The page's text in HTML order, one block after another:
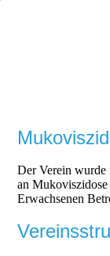
Der Verein
an
Erwachsenen